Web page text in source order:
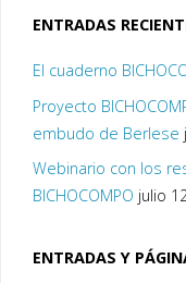
ENTRADAS
El cuaderno
Proyecto
embudo de Berlese
Webinario con los
BICHOCOMPO julio
ENTRADAS Y